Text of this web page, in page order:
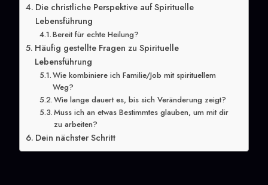
Die christliche Perspektive auf Spirituelle
Lebensführung
Bereit für echte Heilung?
Häufig gestellte Fragen zu Spirituelle
Lebensführung
Wie kombiniere ich Familie/Job mit spirituellem
Weg?
Wie lange dauert es, bis sich Veränderung zeigt?
Muss ich an etwas Bestimmtes glauben, um mit dir
zu arbeiten?
Dein nächster Schritt